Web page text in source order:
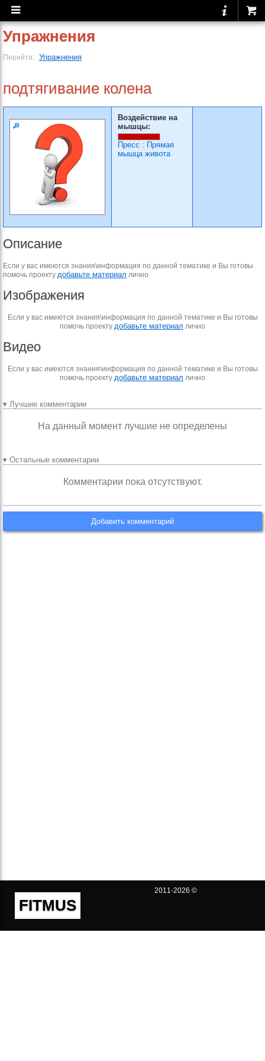
Упражнения
Перейти: Упражнения
подтягивание колена
Воздействие на
мышцы:
Пресс : Прямая
мышца живота
Описание
Если у вас имеются знания\информация по данной тематике и Вы готовы
помочь проекту добавьте материал лично
Изображения
Если у вас имеются знания\информация по данной тематике и Вы готовы
помочь проекту добавьте материал лично
Видео
Если у вас имеются знания\информация по данной тематике и Вы готовы
помочь проекту добавьте материал лично
▾ Лучшие комментарии
На данный момент лучшие не определены
▾ Остальные комментарии
Комментарии пока отсутствуют.
Добавить комментарий
FITMUS
2011-2026 ©